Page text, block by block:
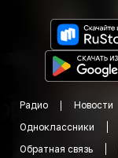
Радио Новости
Одноклассники
Обратная связь